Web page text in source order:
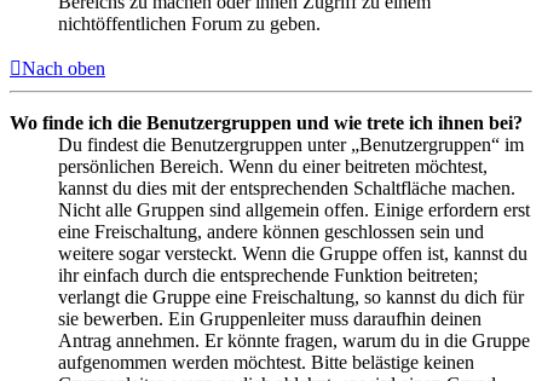
nichtöffentlichen Forum zu geben.
Nach oben
Wo finde ich die Benutzergruppen und wie trete ich ihnen bei?
Du findest die Benutzergruppen unter „Benutzergruppen“ im
persönlichen Bereich. Wenn du einer beitreten möchtest,
kannst du dies mit der entsprechenden Schaltfläche machen.
Nicht alle Gruppen sind allgemein offen. Einige erfordern erst
eine Freischaltung, andere können geschlossen sein und
weitere sogar versteckt. Wenn die Gruppe offen ist, kannst du
ihr einfach durch die entsprechende Funktion beitreten;
verlangt die Gruppe eine Freischaltung, so kannst du dich für
sie bewerben. Ein Gruppenleiter muss daraufhin deinen
Antrag annehmen. Er könnte fragen, warum du in die Gruppe
aufgenommen werden möchtest. Bitte belästige keinen